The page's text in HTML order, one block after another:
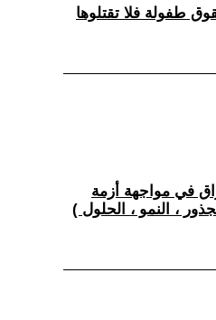
في مواجهة أزمة
، النمو ، الحلول )